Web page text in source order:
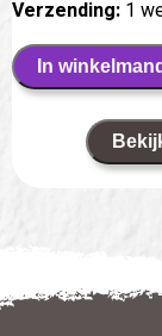
Verzending: 1
In winkelmand